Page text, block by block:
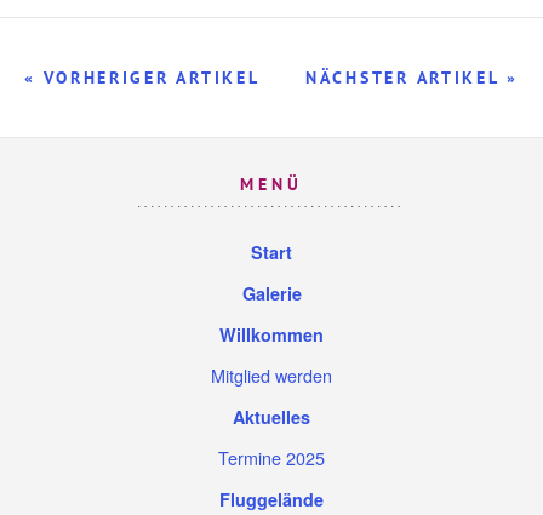
NÄCHSTER ARTIKEL »
« VORHERIGER ARTIKEL
MENÜ
Start
Galerie
Willkommen
Mitglied werden
Aktuelles
Termine 2025
Fluggelände